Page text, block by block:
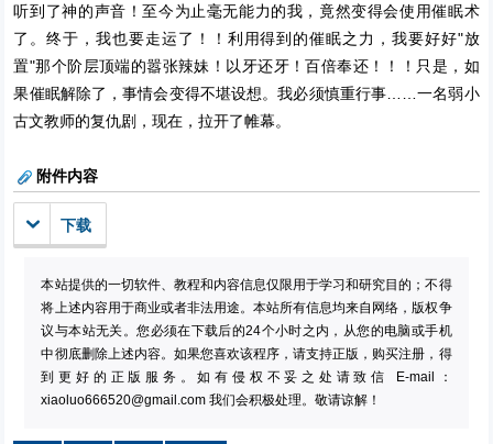
听到了神的声音！至今为止毫无能力的我，竟然变得会使用催眠术
了。终于，我也要走运了！！利用得到的催眠之力，我要好好"放
置"那个阶层顶端的嚣张辣妹！以牙还牙！百倍奉还！！！只是，如
果催眠解除了，事情会变得不堪设想。我必须慎重行事……一名弱小
古文教师的复仇剧，现在，拉开了帷幕。
附件内容
下载
本站提供的一切软件、教程和内容信息仅限用于学习和研究目的；不得
将上述内容用于商业或者非法用途。本站所有信息均来自网络，版权争
议与本站无关。您必须在下载后的24个小时之内，从您的电脑或手机
中彻底删除上述内容。如果您喜欢该程序，请支持正版，购买注册，得
到更好的正版服务。如有侵权不妥之处请致信 E-mail：
xiaoluo666520@gmail.com 我们会积极处理。敬请谅解！